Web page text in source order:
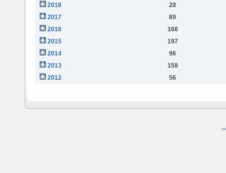
2018
28
2017
89
2016
166
2015
197
2014
96
2013
158
2012
56